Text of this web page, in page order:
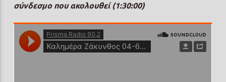
σύνδεσμο που ακολουθεί (1:30:00)